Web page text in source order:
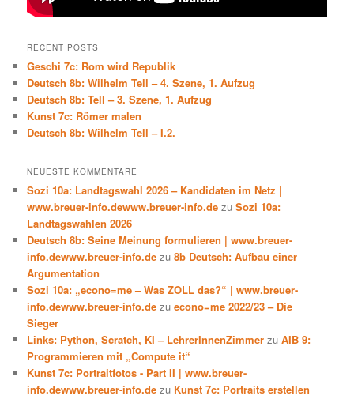
RECENT POSTS
Geschi 7c: Rom wird Republik
Deutsch 8b: Wilhelm Tell – 4. Szene, 1. Aufzug
Deutsch 8b: Tell – 3. Szene, 1. Aufzug
Kunst 7c: Römer malen
Deutsch 8b: Wilhelm Tell – I.2.
NEUESTE KOMMENTARE
Sozi 10a: Landtagswahl 2026 – Kandidaten im Netz |
www.breuer-info.dewww.breuer-info.de zuSozi 10a:
Landtagswahlen 2026
Deutsch 8b: Seine Meinung formulieren | www.breuer-
info.dewww.breuer-info.de zu8b Deutsch: Aufbau einer
Argumentation
Sozi 10a: „econo=me – Was ZOLL das?“ | www.breuer-
info.dewww.breuer-info.de zuecono=me 2022/23 – Die
Sieger
Links: Python, Scratch, KI – LehrerInnenZimmer zuAIB 9:
Programmieren mit „Compute it“
Kunst 7c: Portraitfotos - Part II | www.breuer-
info.dewww.breuer-info.de zu Kunst 7c: Portraits erstellen